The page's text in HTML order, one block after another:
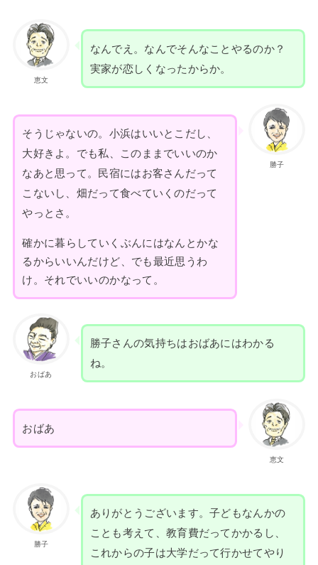
恵文
なんでえ。なんでそんなことやるのか？
実家が恋しくなったからか。
勝子
そうじゃないの。小浜はいいとこだし、
大好きよ。でも私、このままでいいのか
なあと思って。民宿にはお客さんだって
こないし、畑だって食べていくのだって
やっとさ。
確かに暮らしていくぶんにはなんとかな
るからいいんだけど、でも最近思うわ
け。それでいいのかなって。
おばあ
勝子さんの気持ちはおばあにはわかる
ね。
恵文
おばあ
勝子
ありがとうございます。子どもなんかの
ことも考えて、教育費だってかかるし、
これからの子は大学だって行かせてやり